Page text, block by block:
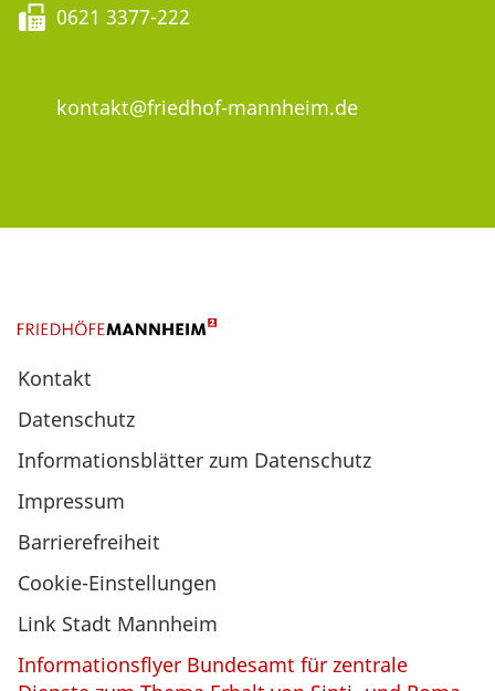
0621 3377-222
kontakt@friedhof-mannheim.de
Kontakt
Datenschutz
Informationsblätter zum Datenschutz
Impressum
Barrierefreiheit
Cookie-Einstellungen
Link Stadt Mannheim
Informationsflyer Bundesamt für zentrale